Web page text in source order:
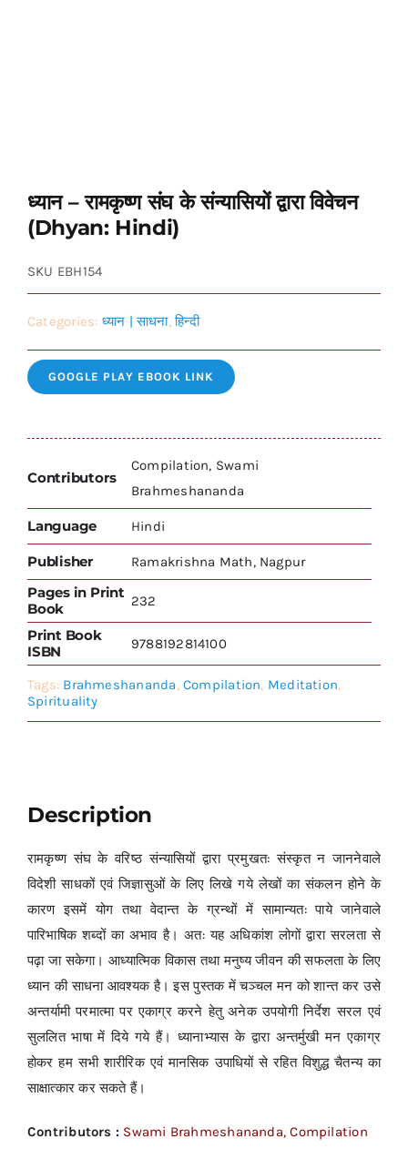
ध्यान – रामकृष्ण संघ के संन्यासियों द्वारा विवेचन
(Dhyan: Hindi)
SKU EBH154
Categories: ध्यान | साधना,हिन्दी
GOOGLE PLAY EBOOK LINK
Contributors
Compilation, Swami
Brahmeshananda
Language Hindi
Publisher Ramakrishna Math, Nagpur
Pages in Print
Book
232
Print Book
ISBN
9788192814100
Tags: Brahmeshananda, Compilation, Meditation,
Spirituality
Description
रामकृष्ण संघ के वरिष्ठ संन्यासियों द्वारा प्रमुखत: संस्कृत न जाननेवाले
विदेशी साधकों एवं जिज्ञासुओं के लिए लिखे गये लेखों का संकलन होने के
कारण इसमें योग तथा वेदान्त के ग्रन्थों में सामान्यत: पाये जानेवाले
पारिभाषिक शब्दों का अभाव है। अत: यह अधिकांश लोगों द्वारा सरलता से
पढ़ा जा सकेगा। आध्यात्मिक विकास तथा मनुष्य जीवन की सफलता के लिए
ध्यान की साधना आवश्यक है। इस पुस्तक में चञ्चल मन को शान्त कर उसे
अन्तर्यामी परमात्मा पर एकाग्र करने हेतु अनेक उपयोगी निर्देश सरल एवं
सुललित भाषा में दिये गये हैं। ध्यानाभ्यास के द्वारा अन्तर्मुखी मन एकाग्र
होकर हम सभी शारीरिक एवं मानसिक उपाधियों से रहित विशुद्ध चैतन्य का
साक्षात्कार कर सकते हैं।
Contributors : Swami Brahmeshananda, Compilation